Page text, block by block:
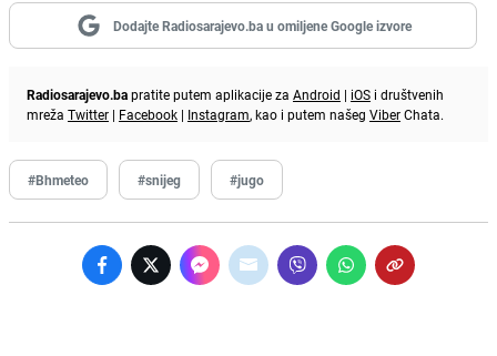
Dodajte Radiosarajevo.ba u omiljene Google izvore
Radiosarajevo.bapratite putem aplikacije za Android | iOS i društvenih
mreža Twitter | Facebook | Instagram, kao i putem našeg ViberChata.
#Bhmeteo #snijeg #jugo